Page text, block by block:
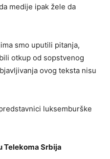
medije ipak žele da
smo uputili pitanja,
otkup od sopstvenog
ovog teksta nisu
luksemburške
Telekoma Srbija